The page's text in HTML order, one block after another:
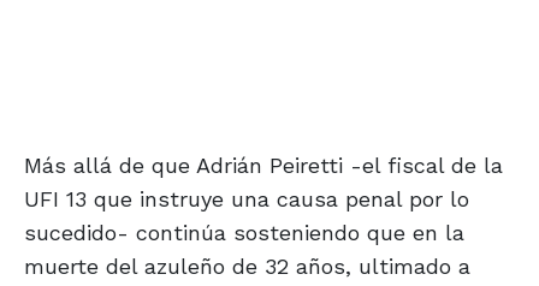
Más allá de que Adrián Peiretti -el fiscal de la
UFI 13 que instruye una causa penal por lo
sucedido- continúa sosteniendo que en la
muerte del azuleño de 32 años, ultimado a